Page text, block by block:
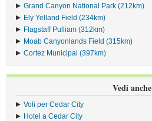
Grand Canyon National Park (212km)
Ely Yelland Field (234km)
Flagstaff Pulliam (312km)
Moab Canyonlands Field (315km)
Cortez Municipal (397km)
Vedi anche
Voli per Cedar City
Hotel a Cedar City